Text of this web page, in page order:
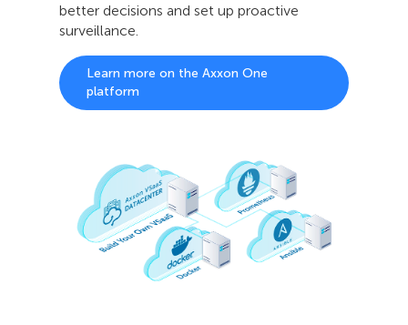
better decisions and set up proactive
surveillance.
Learn more on the Axxon One
platform